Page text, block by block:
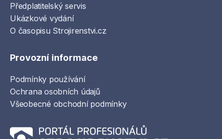
Předplatitelský servis
Ukázkové vydání
O časopisu Strojirenstvi.cz
Provozní informace
Podmínky používání
Ochrana osobních údajů
Všeobecné obchodní podmínky